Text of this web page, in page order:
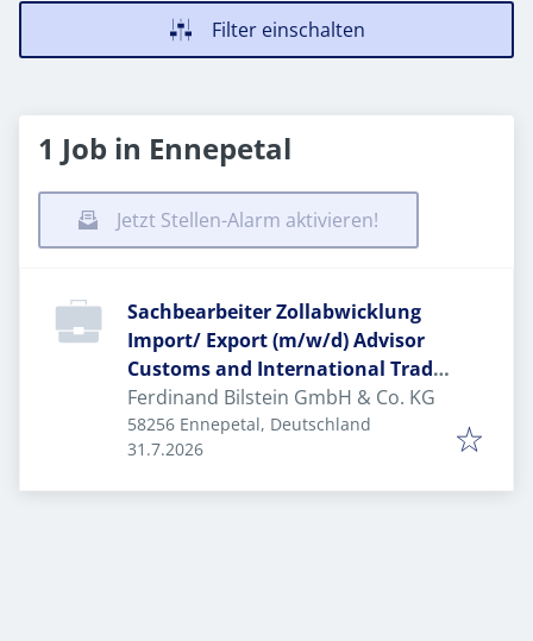
Filter einschalten
1 Job in Ennepetal
Jetzt Stellen-Alarm aktivieren!
Sachbearbeiter Zollabwicklung
Import/ Export (m/w/d) Advisor
Customs and International Trade
(m/w/d)
Ferdinand Bilstein GmbH & Co. KG
58256 Ennepetal, Deutschland
Veröffentlicht
31.7.2026